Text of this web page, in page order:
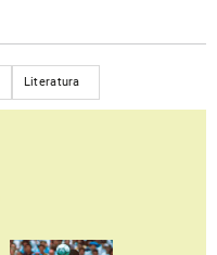
Literatura